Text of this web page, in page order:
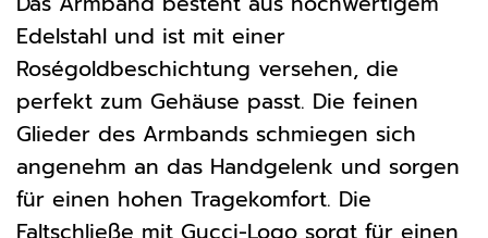
Edelstahl und ist mit einer
Roségoldbeschichtung versehen, die
perfekt zum Gehäuse passt. Die feinen
Glieder des Armbands schmiegen sich
angenehm an das Handgelenk und sorgen
für einen hohen Tragekomfort. Die
Faltschließe mit Gucci-Logo sorgt für einen